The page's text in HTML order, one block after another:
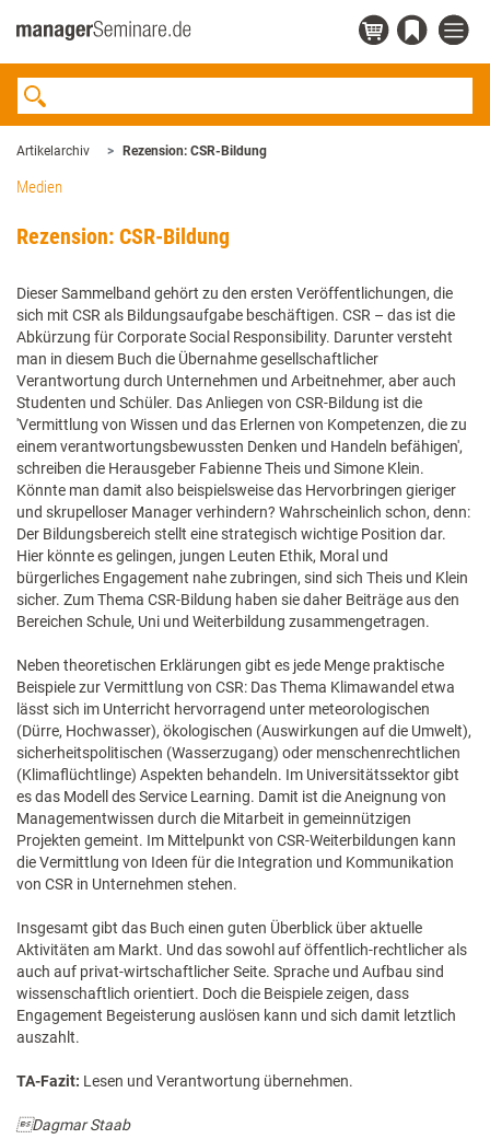
Artikelarchiv Rezension: CSR-Bildung
Medien
Rezension: CSR-Bildung
Dieser Sammelband gehört zu den ersten Veröffentlichungen, die
sich mit CSR als Bildungsaufgabe beschäftigen. CSR – das ist die
Abkürzung für Corporate Social Responsibility. Darunter versteht
man in diesem Buch die Übernahme gesellschaftlicher
Verantwortung durch Unternehmen und Arbeitnehmer, aber auch
Studenten und Schüler. Das Anliegen von CSR-Bildung ist die
'Vermittlung von Wissen und das Erlernen von Kompetenzen, die zu
einem verantwortungsbewussten Denken und Handeln befähigen',
schreiben die Herausgeber Fabienne Theis und Simone Klein.
Könnte man damit also beispielsweise das Hervorbringen gieriger
und skrupelloser Manager verhindern? Wahrscheinlich schon, denn:
Der Bildungsbereich stellt eine strategisch wichtige Position dar.
Hier könnte es gelingen, jungen Leuten Ethik, Moral und
bürgerliches Engagement nahe zubringen, sind sich Theis und Klein
sicher. Zum Thema CSR-Bildung haben sie daher Beiträge aus den
Bereichen Schule, Uni und Weiterbildung zusammengetragen.
Neben theoretischen Erklärungen gibt es jede Menge praktische
Beispiele zur Vermittlung von CSR: Das Thema Klimawandel etwa
lässt sich im Unterricht hervorragend unter meteorologischen
(Dürre, Hochwasser), ökologischen (Auswirkungen auf die Umwelt),
sicherheitspolitischen (Wasserzugang) oder menschenrechtlichen
(Klimaflüchtlinge) Aspekten behandeln. Im Universitätssektor gibt
es das Modell des Service Learning. Damit ist die Aneignung von
Managementwissen durch die Mitarbeit in gemeinnützigen
Projekten gemeint. Im Mittelpunkt von CSR-Weiterbildungen kann
die Vermittlung von Ideen für die Integration und Kommunikation
von CSR in Unternehmen stehen.
Insgesamt gibt das Buch einen guten Überblick über aktuelle
Aktivitäten am Markt. Und das sowohl auf öffentlich-rechtlicher als
auch auf privat-wirtschaftlicher Seite. Sprache und Aufbau sind
wissenschaftlich orientiert. Doch die Beispiele zeigen, dass
Engagement Begeisterung auslösen kann und sich damit letztlich
auszahlt.
TA-Fazit: Lesen und Verantwortung übernehmen.
Dagmar Staab